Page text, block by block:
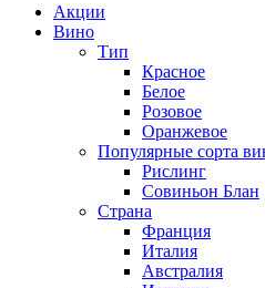
Акции
Вино
Тип
Красное
Белое
Розовое
Оранжевое
Популярные сорта
Рислинг
Совиньон Блан
Страна
Франция
Италия
Австралия